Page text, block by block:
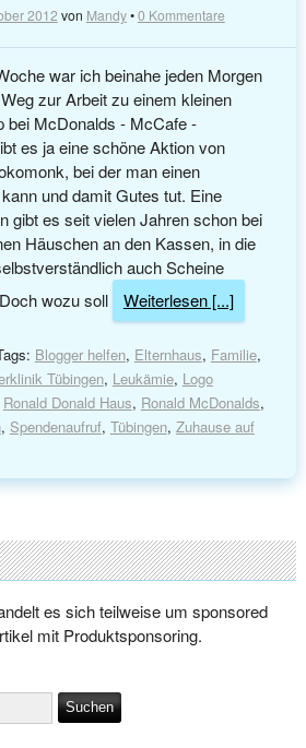
2012 von Mandy•0 Kommentare
war ich beinahe jeden Morgen
zur Arbeit zu einem kleinen
bei McDonalds - McCafe -
es ja eine schöne Aktion von
bei der man einen
und damit Gutes tut. Eine
gibt es seit vielen Jahren schon bei
Häuschen an den Kassen, in die
auch Scheine
wozu soll
Weiterlesen [...]
Blogger helfen, Elternhaus, Familie,
Tübingen, Leukämie, Logo
Ronald Donald Haus, Ronald McDonalds,
, Spendenaufruf, Tübingen, Zuhause auf
es sich teilweise um sponsored
mit Produktsponsoring.